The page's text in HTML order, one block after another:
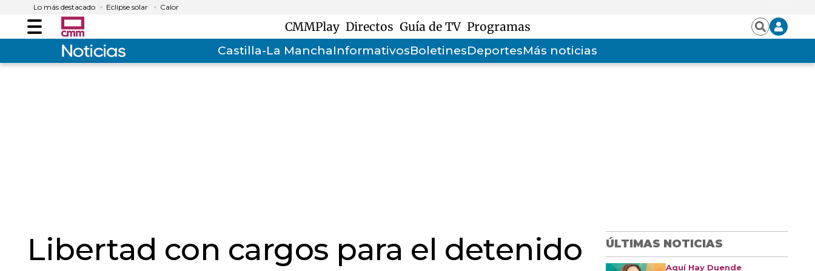
Lo más destacado Eclipse solar Calor
Menú CMMPlay Directos Guía de TV Programas BuscarIniciar
sesión
Castilla-La ManchaInformativosBoletinesDeportesMás noticias
Libertad con cargos para el detenido
ÚLTIMAS NOTICIAS
Aquí Hay Duende